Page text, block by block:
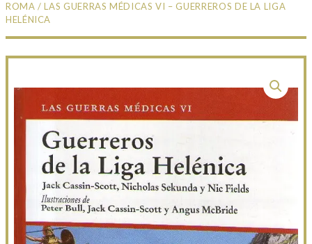
ROMA / LAS GUERRAS MÉDICAS VI – GUERREROS DE LA LIGA
HELÉNICA